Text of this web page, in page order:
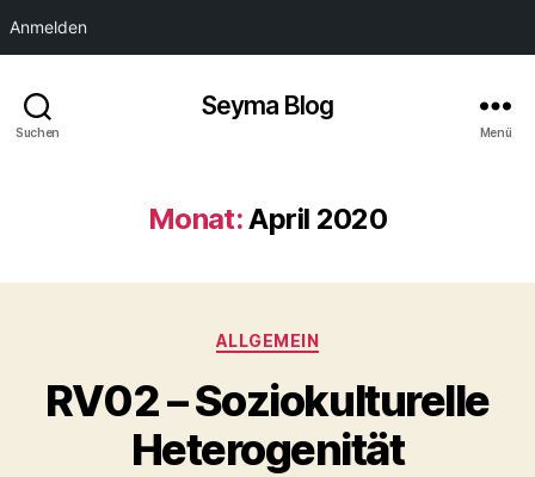
Anmelden
Suchen
Seyma Blog
Menü
Monat:April 2020
Kategorien
ALLGEMEIN
RV02 – Soziokulturelle
Heterogenität